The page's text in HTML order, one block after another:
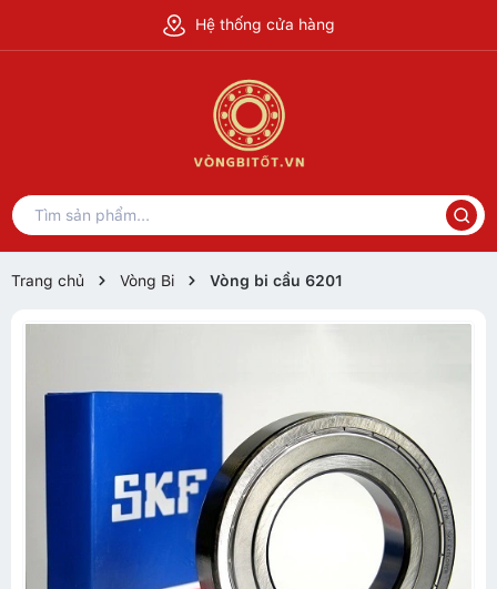
Hệ thống cửa hàng
Trang chủ Vòng Bi Vòng bi cầu 6201